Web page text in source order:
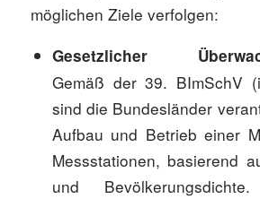
möglichen Ziele verfolgen:
Gesetzlicher
Gemäß der 39. BImSchV
sind die Bundesländer
Aufbau und Betrieb einer
Messstationen, basierend
und